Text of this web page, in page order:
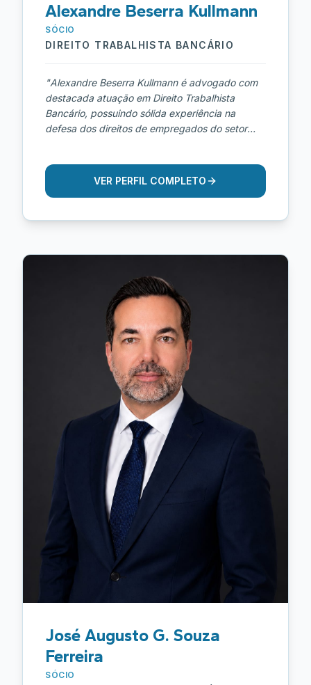
Alexandre Beserra Kullmann
SÓCIO
DIREITO TRABALHISTA BANCÁRIO
"Alexandre Beserra Kullmann é advogado com
destacada atuação em Direito Trabalhista
Bancário, possuindo sólida experiência na
defesa dos direitos de empregados do setor
demandas envolvendo bancos, instituições
financeiras e empresas do segmento,
tanto na esfera consultiva quanto contenciosa.
doenças ocupacionais, afastamentos
previdenciários, equiparação salarial,
terceirização irregular, verbas rescisórias e
demais direitos trabalhistas específicos da
categoria bancária. Com profundo
conhecimento das particularidades do ambiente
corporativo bancário, Alexandre conduz cada
caso com análise técnica minuciosa e foco na
obtenção dos melhores resultados para seus
clientes. Reconhecido pelo atendimento próximo
e personalizado, busca oferecer segurança
jurídica, transparência e atuação combativa na
defesa dos interesses de trabalhadores do setor
financeiro. Seu trabalho é pautado pela ética,
comprometimento e constante atualização
jurisprudencial e legislativa, acompanhando de
perto as transformações do mercado bancário e
das relações de trabalho contemporâneas.
VER PERFIL COMPLETO
José Augusto G. Souza
Ferreira
SÓCIO